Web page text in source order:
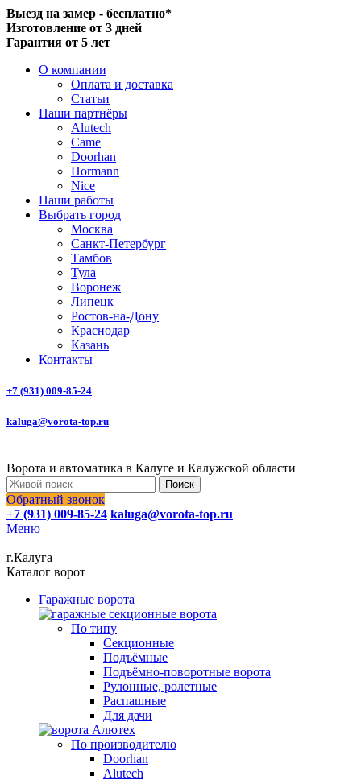
Выезд на замер - бесплатно*
Изготовление от 3 дней
Гарантия от 5 лет
О компании
Оплата и доставка
Статьи
Наши партнёры
Alutech
Came
Doorhan
Hormann
Nice
Наши работы
Выбрать город
Москва
Санкт-Петербург
Тамбов
Тула
Воронеж
Липецк
Ростов-на-Дону
Краснодар
Казань
Контакты
+7 (931) 009-85-24
kaluga@vorota-top.ru
Ворота и автоматика в Калуге и Калужской области
Поиск
Обратный звонок
+7 (931) 009-85-24 kaluga@vorota-top.ru
Меню
г.Калуга
Каталог ворот
Гаражные ворота
По типу
Секционные
Подъёмные
Подъёмно-поворотные ворота
Рулонные, ролетные
Распашные
Для дачи
По производителю
Doorhan
Alutech